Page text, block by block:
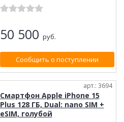
50 500 руб.
Сообщить о поступлении
арт.: 3694
Смартфон Apple iPhone 15
Plus 128 ГБ, Dual: nano SIM +
eSIM, голубой